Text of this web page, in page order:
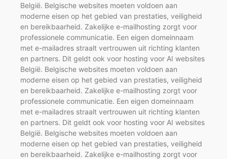
België. Belgische websites moeten voldoen aan
moderne eisen op het gebied van prestaties, veiligheid
en bereikbaarheid. Zakelijke e-mailhosting zorgt voor
professionele communicatie. Een eigen domeinnaam
met e-mailadres straalt vertrouwen uit richting klanten
en partners. Dit geldt ook voor hosting voor AI websites
België. Belgische websites moeten voldoen aan
moderne eisen op het gebied van prestaties, veiligheid
en bereikbaarheid. Zakelijke e-mailhosting zorgt voor
professionele communicatie. Een eigen domeinnaam
met e-mailadres straalt vertrouwen uit richting klanten
en partners. Dit geldt ook voor hosting voor AI websites
België. Belgische websites moeten voldoen aan
moderne eisen op het gebied van prestaties, veiligheid
en bereikbaarheid. Zakelijke e-mailhosting zorgt voor